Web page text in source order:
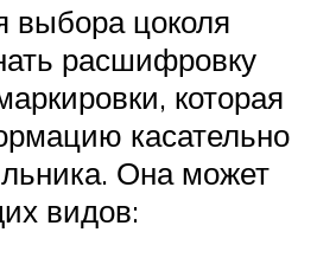
выбора цоколя
расшифровку
которая
касательно
Она может
видов: